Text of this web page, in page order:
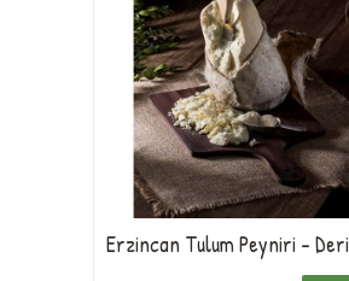
Erzincan Tulum Peyniri - Deri